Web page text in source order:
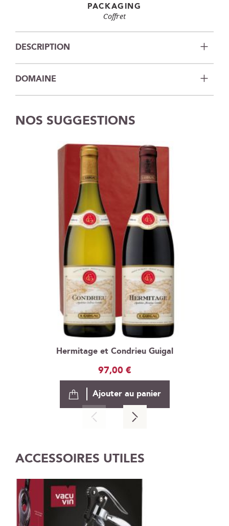
PACKAGING
Coffret
DESCRIPTION
DOMAINE
NOS SUGGESTIONS
Hermitage et Condrieu Guigal
97,00 €
Ajouter au panier
ACCESSOIRES UTILES